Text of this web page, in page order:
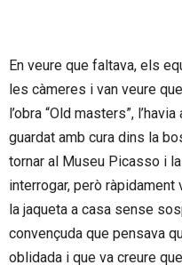
En veure que faltava, els
les càmeres i van veure
l’obra “Old masters”,
guardat amb cura dins la
tornar al Museu Picasso i
interrogar, però ràpidament
la jaqueta a casa sense
convençuda que pensava
oblidada i que va creure